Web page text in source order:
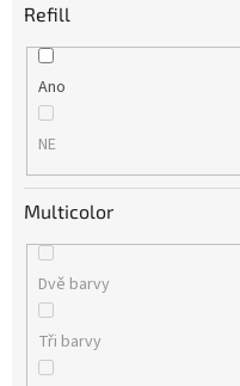
Refill
Ano
NE
Multicolor
Dvě barvy
Tři barvy